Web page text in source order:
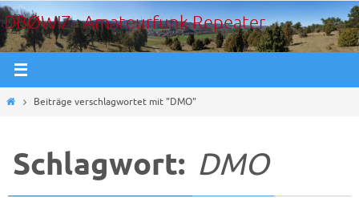
Zum
Inhalt
springen
DBØWIZ - Amateurfunk Repeater
StartBeiträge verschlagwortet mit "DMO"
Schlagwort: DMO